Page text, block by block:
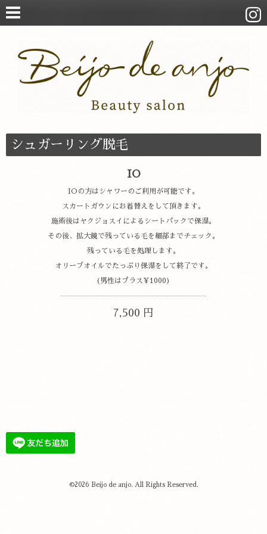
シュガーリング脱毛
IO
IOの方はシャワーのご利用が可能です。
スカートガウンにお着替えをして頂きます。
施術後はヤクジョスイによるシートパックで保湿。
その後、拡大鏡で残っている毛を細部までチェック。
残っている毛を処理します。
オリーブオイルでたっぷり保湿をして終了です。
(男性はプラス¥1000)
7,500 円
©2026 Beijo de anjo. All Rights Reserved.